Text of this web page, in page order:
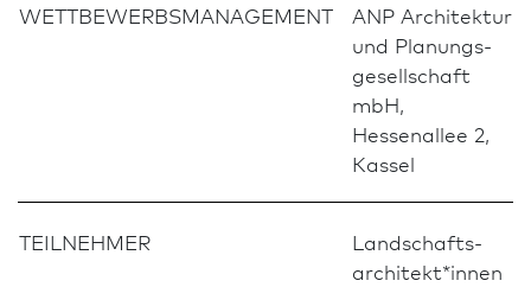
WETTBEWERBSMANAGEMENT
ANP Archi­tektur-
und Planungs­
gesellschaft
mbH,
Hessenallee 2,
Kassel
TEILNEHMER
Landschafts­
architekt*innen